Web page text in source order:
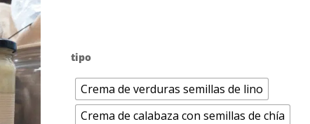
tipo
Crema de verduras semillas de lino
Crema de calabaza con semillas de chía